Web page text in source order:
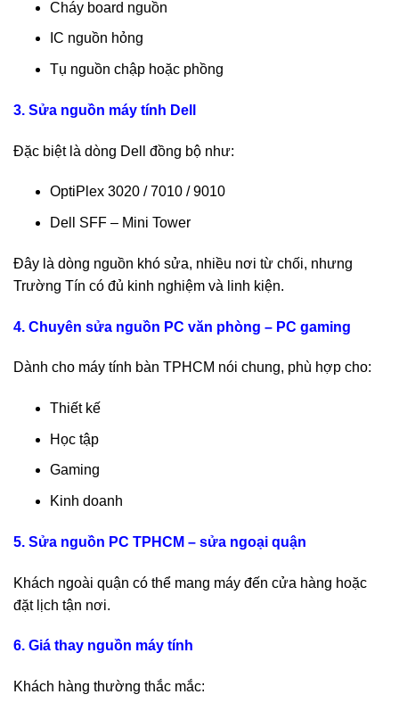
Cháy board nguồn
IC nguồn hỏng
Tụ nguồn chập hoặc phồng
3. Sửa nguồn máy tính Dell
Đặc biệt là dòng Dell đồng bộ như:
OptiPlex 3020 / 7010 / 9010
Dell SFF – Mini Tower
Đây là dòng nguồn khó sửa, nhiều nơi từ chối, nhưng
Trường Tín có đủ kinh nghiệm và linh kiện.
4. Chuyên sửa nguồn PC văn phòng – PC gaming
Dành cho máy tính bàn TPHCM nói chung, phù hợp cho:
Thiết kế
Học tập
Gaming
Kinh doanh
5. Sửa nguồn PC TPHCM – sửa ngoại quận
Khách ngoài quận có thể mang máy đến cửa hàng hoặc
đặt lịch tận nơi.
6. Giá thay nguồn máy tính
Khách hàng thường thắc mắc: